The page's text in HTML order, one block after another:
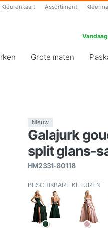
Kleurenkaart Assortiment
Grote maten
Nieuw
Galajurk
split glans-
HM2331-80118
BESCHIKBARE KLEUREN